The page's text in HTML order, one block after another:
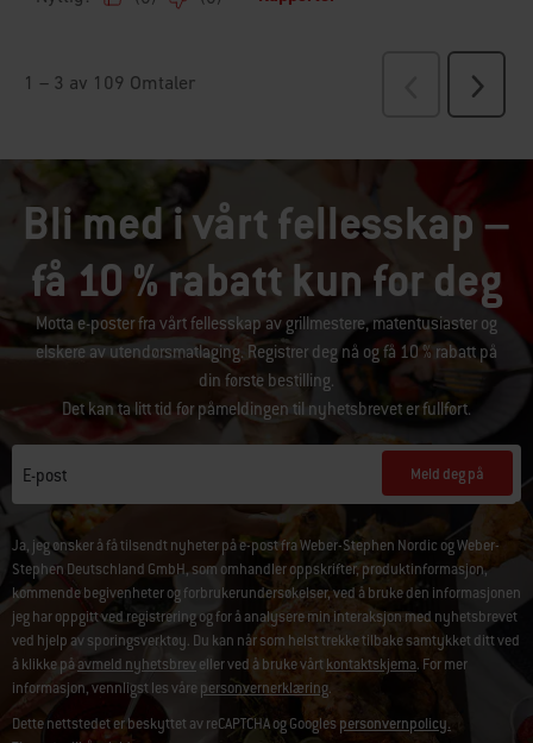
Bli med i vårt fellesskap –
få 10 % rabatt kun for deg
Motta e-poster fra vårt fellesskap av grillmestere, matentusiaster og
elskere av utendørsmatlaging. Registrer deg nå og få 10 % rabatt på
din første bestilling.
Det kan ta litt tid før påmeldingen til nyhetsbrevet er fullført.
E-post Meld deg på
Ja, jeg ønsker å få tilsendt nyheter på e-post fra Weber-Stephen Nordic og Weber-
Stephen Deutschland GmbH, som omhandler oppskrifter, produktinformasjon,
kommende begivenheter og forbrukerundersøkelser, ved å bruke den informasjonen
jeg har oppgitt ved registrering og for å analysere min interaksjon med nyhetsbrevet
ved hjelp av sporingsverktøy. Du kan når som helst trekke tilbake samtykket ditt ved
å klikke påavmeld nyhetsbreveller ved å bruke vårtkontaktskjema. For mer
informasjon, vennligst les vårepersonvernerklæring.
Dette nettstedet er beskyttet av reCAPTCHA og Googlespersonvernpolicy.